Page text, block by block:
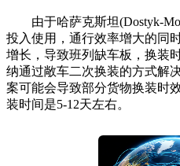
由于哈萨克斯坦(Dostyk-
投入使用，通行效率增大的同
增长，导致班列缺车板，换装
纳通过敞车二次换装的方式解
案可能会导致部分货物换装时
装时间是5-12天左右。